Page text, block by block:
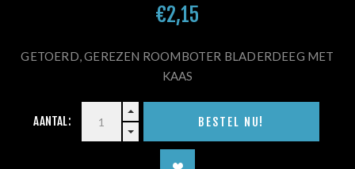
€2,15
GETOERD, GEREZEN ROOMBOTER BLADERDEEG MET
KAAS
AANTAL: